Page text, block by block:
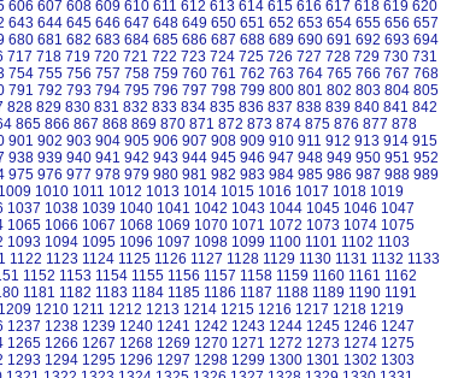
606 607 608 609 610 611 612 613 614 615 616 617 618 619 620
643 644 645 646 647 648 649 650 651 652 653 654 655 656 657
680 681 682 683 684 685 686 687 688 689 690 691 692 693 694
717 718 719 720 721 722 723 724 725 726 727 728 729 730 731
754 755 756 757 758 759 760 761 762 763 764 765 766 767 768
791 792 793 794 795 796 797 798 799 800 801 802 803 804 805
828 829 830 831 832 833 834 835 836 837 838 839 840 841 842
865 866 867 868 869 870 871 872 873 874 875 876 877 878
901 902 903 904 905 906 907 908 909 910 911 912 913 914 915
938 939 940 941 942 943 944 945 946 947 948 949 950 951 952
975 976 977 978 979 980 981 982 983 984 985 986 987 988 989
1009 1010 1011 1012 1013 1014 1015 1016 1017 1018 1019
1037 1038 1039 1040 1041 1042 1043 1044 1045 1046 1047
1065 1066 1067 1068 1069 1070 1071 1072 1073 1074 1075
1093 1094 1095 1096 1097 1098 1099 1100 1101 1102 1103
1122 1123 1124 1125 1126 1127 1128 1129 1130 1131 1132 1133
1152 1153 1154 1155 1156 1157 1158 1159 1160 1161 1162
1181 1182 1183 1184 1185 1186 1187 1188 1189 1190 1191
1209 1210 1211 1212 1213 1214 1215 1216 1217 1218 1219
1237 1238 1239 1240 1241 1242 1243 1244 1245 1246 1247
1265 1266 1267 1268 1269 1270 1271 1272 1273 1274 1275
1293 1294 1295 1296 1297 1298 1299 1300 1301 1302 1303